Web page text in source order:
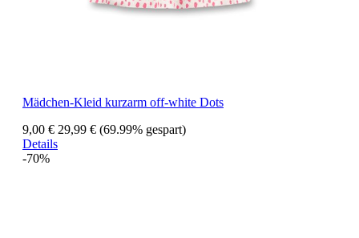
Mädchen-Kleid kurzarm off-white Dots
9,00 € 29,99 € (69.99% gespart)
Details
-70%